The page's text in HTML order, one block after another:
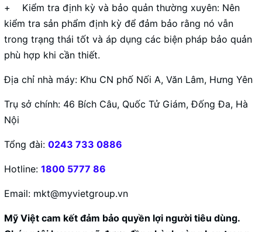
+ Kiểm tra định kỳ và bảo quản thường xuyên: Nên
kiểm tra sản phẩm định kỳ để đảm bảo rằng nó vẫn
trong trạng thái tốt và áp dụng các biện pháp bảo quản
phù hợp khi cần thiết.
Địa chỉ nhà máy: Khu CN phố Nối A, Văn Lâm, Hưng Yên
Trụ sở chính: 46 Bích Câu, Quốc Tử Giám, Đống Đa, Hà
Nội
Tổng đài: 0243 733 0886
Hotline: 1800 5777 86
Email: mkt@myvietgroup.vn
Mỹ Việt cam kết đảm bảo quyền lợi người tiêu dùng.